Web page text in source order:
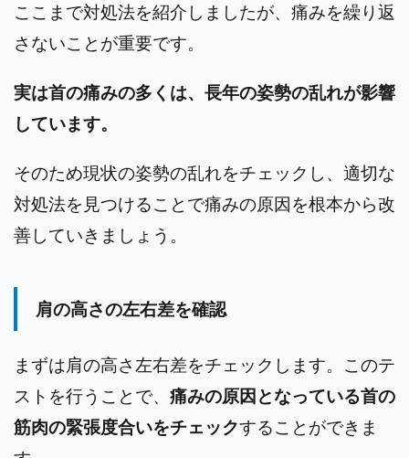
ここまで対処法を紹介しましたが、痛みを繰り返
さないことが重要です。
実は首の痛みの多くは、長年の姿勢の乱れが影響
しています。
そのため現状の姿勢の乱れをチェックし、適切な
対処法を見つけることで痛みの原因を根本から改
善していきましょう。
肩の高さの左右差を確認
まずは肩の高さ左右差をチェックします。 このテ
ストを行うことで、 痛みの原因となっている首の
筋肉の緊張度合いをチェックすることができま